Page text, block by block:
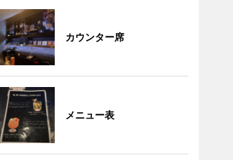
カウンター席
メニュー表